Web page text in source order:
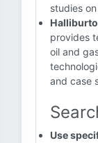
studies
provides
oil and
and case
Use